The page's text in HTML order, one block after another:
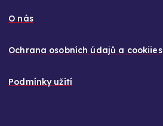
O nás
Ochrana osobních údajů a cookiies
Podmínky užití